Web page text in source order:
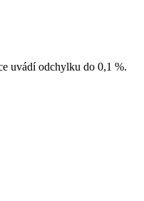
uvádí odchylku do 0,1 %.